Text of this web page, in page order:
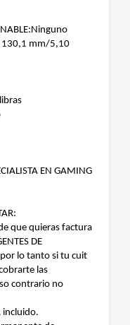
130,1 mm/5,10
EN GAMING
que quieras factura
DE
por lo tanto si tu cuit
las
contrario no
incluido.